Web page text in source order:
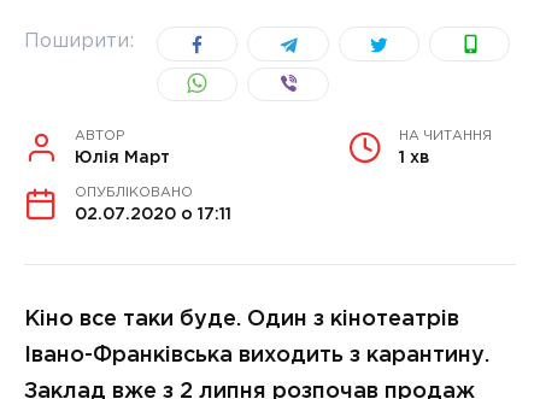
Поширити:
АВТОР
Юлія Март
НА ЧИТАННЯ
1 хв
ОПУБЛІКОВАНО
02.07.2020 о 17:11
Кіно все таки буде. Один з кінотеатрів
Івано-Франківська виходить з карантину.
Заклад вже з 2 липня розпочав продаж